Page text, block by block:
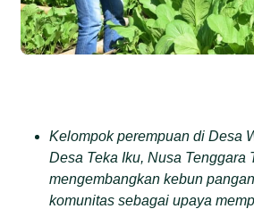
Kelompok perempuan di Desa
Desa Teka Iku, Nusa Tenggara
mengembangkan kebun
komunitas sebagai upaya